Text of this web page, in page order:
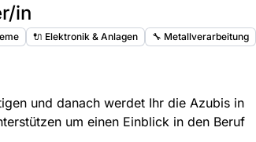
in
🔌 Elektronik & Anlagen 🔧 Metallverarbeitung
und danach werdet Ihr die Azubis in
um einen Einblick in den Beruf